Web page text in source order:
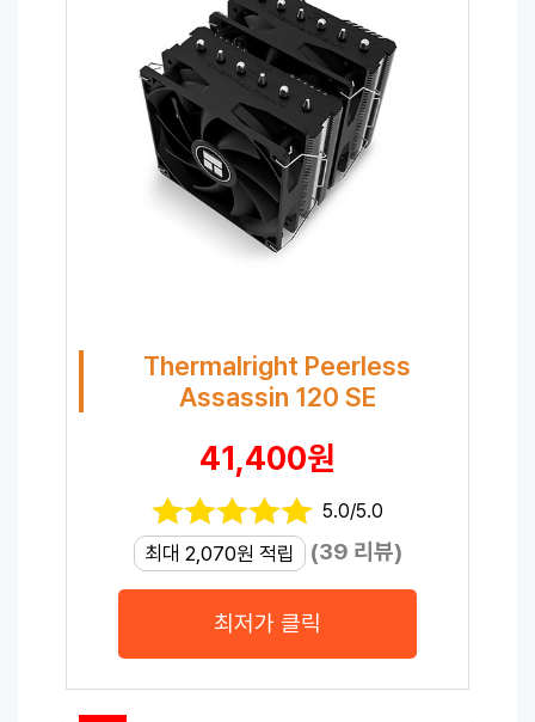
Thermalright Peerless
Assassin 120 SE
41,400원
5.0/5.0
최대 2,070원 적립 (39 리뷰)
최저가 클릭